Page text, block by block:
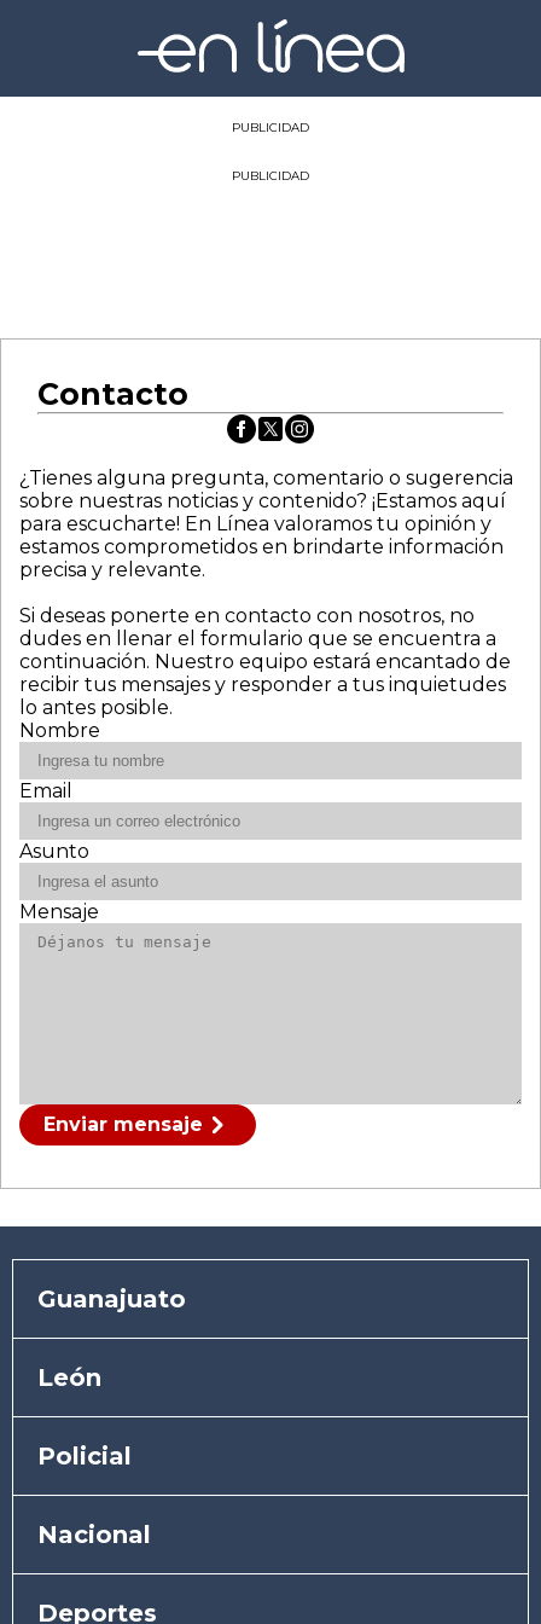
PUBLICIDAD
PUBLICIDAD
Contacto
¿Tienes alguna pregunta, comentario o sugerencia
sobre nuestras noticias y contenido? ¡Estamos aquí
para escucharte! En Línea valoramos tu opinión y
estamos comprometidos en brindarte información
precisa y relevante.
Si deseas ponerte en contacto con nosotros, no
dudes en llenar el formulario que se encuentra a
continuación. Nuestro equipo estará encantado de
recibir tus mensajes y responder a tus inquietudes
lo antes posible.
Nombre
Email
Asunto
Mensaje
Enviar mensaje
Guanajuato
León
Policial
Nacional
Deportes